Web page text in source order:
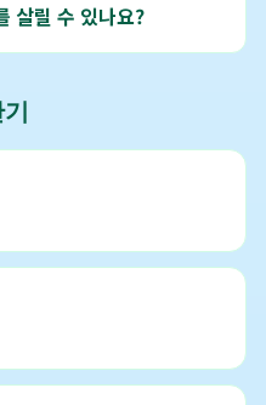
살릴 수 있나요?